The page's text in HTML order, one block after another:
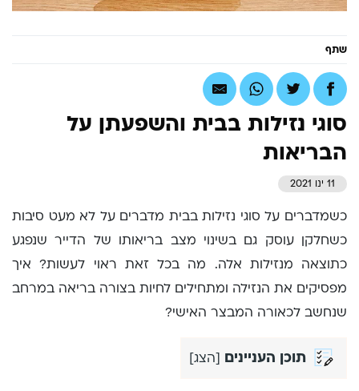
שתף
סוגי נזילות בבית והשפעתן על
הבריאות
11 ינו 2021
כשמדברים על סוגי נזילות בבית מדברים על לא מעט סיבות
כשחלקן עוסק גם בשינוי מצב בריאותו של הדייר שנפגע
כתוצאה מנזילות אלה. מה בכל זאת ראוי לעשות? איך
מפסיקים את הנזילה ומתחילים לחיות בצורה בריאה במרחב
שנחשב לכאורה המבצר האישי?
תוכן העניינים [הצג]